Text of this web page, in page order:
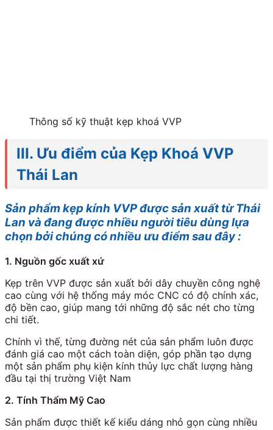
Thông số kỹ thuật kẹp khoá VVP
III. Ưu điểm của Kẹp Khoá VVP
Thái Lan
Sản phẩm kẹp kính VVP được sản xuất từ Thái
Lan và đang được nhiều người tiêu dùng lựa
chọn bởi chúng có nhiều ưu điểm sau đây :
1. Nguồn gốc xuất xứ
Kẹp trên VVP được sản xuất bởi dây chuyền công nghệ
cao cùng với hệ thống máy móc CNC có độ chính xác,
độ bền cao, giúp mang tới những độ sắc nét cho từng
chi tiết.
Chính vì thế, từng đường nét của sản phẩm luôn được
đánh giá cao một cách toàn diện, góp phần tạo dựng
một sản phẩm phụ kiện kính thủy lực chất lượng hàng
đầu tại thị trường Việt Nam
2. Tính Thẩm Mỹ Cao
Sản phẩm được thiết kế kiểu dáng nhỏ gọn cùng nhiều